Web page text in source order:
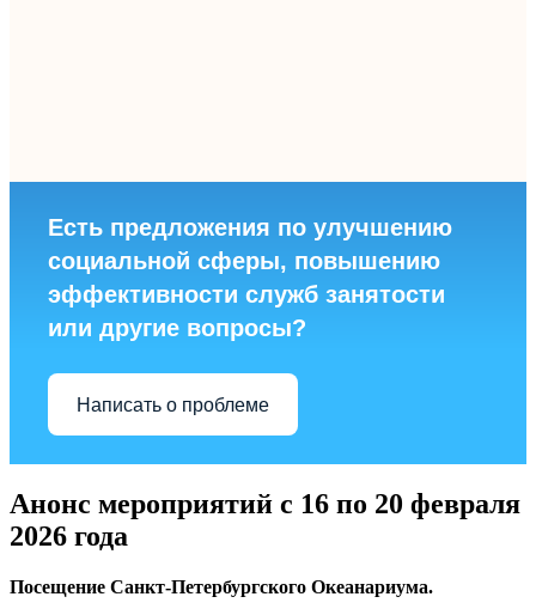
Есть предложения по улучшению
социальной сферы, повышению
эффективности служб занятости
или другие вопросы?
Написать о проблеме
Анонс мероприятий с 16 по 20 февраля
2026 года
Посещение Санкт-Петербургского Океанариума.